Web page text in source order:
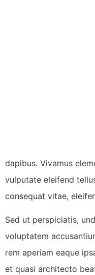
mi tincidunt. Sed
dapibus. Vivamus
vulputate eleifend
consequat vitae,
Sed ut perspiciatis,
voluptatem
rem aperiam eaque
et quasi architecto